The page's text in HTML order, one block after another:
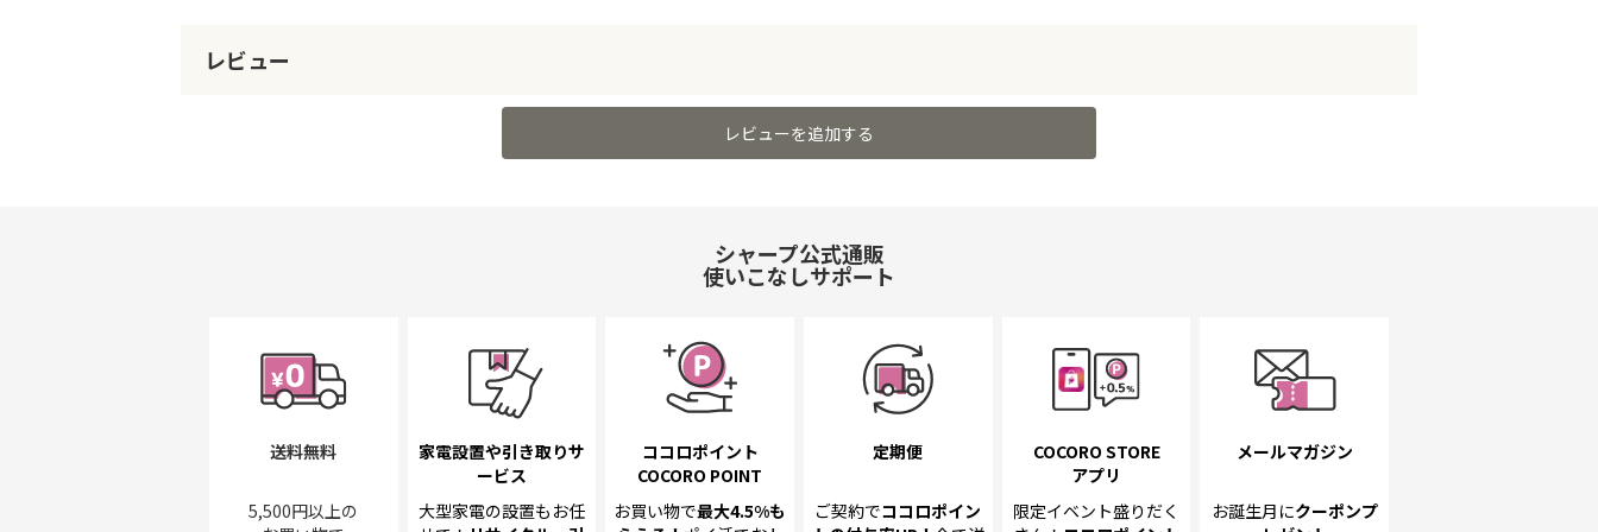
レビュー
レビューを追加する
シャープ公式通販
使いこなしサポート
送料無料
5,500円以上の
家電設置や引き取りサ
ービス
大型家電の設置も お任
ココロポイント
COCORO POINT
お買い物で最大4.5%も
定期便
ご契約でココロポイン
COCORO STORE
アプリ
限定イベント盛りだく
メールマガジン
お誕生月にクーポンプ